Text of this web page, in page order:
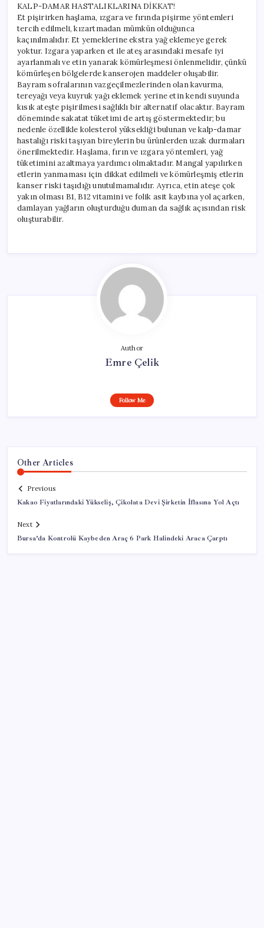
KALP-DAMAR HASTALIKLARINA DİKKAT!
Et pişirirken haşlama, ızgara ve fırında pişirme yöntemleri
tercih edilmeli, kızartmadan mümkün olduğunca
kaçınılmalıdır. Et yemeklerine ekstra yağ eklemeye gerek
yoktur. Izgara yaparken et ile ateş arasındaki mesafe iyi
ayarlanmalı ve etin yanarak kömürleşmesi önlenmelidir, çünkü
kömürleşen bölgelerde kanserojen maddeler oluşabilir.
Bayram sofralarının vazgeçilmezlerinden olan kavurma,
tereyağı veya kuyruk yağı eklemek yerine etin kendi suyunda
kısık ateşte pişirilmesi sağlıklı bir alternatif olacaktır. Bayram
döneminde sakatat tüketimi de artış göstermektedir; bu
nedenle özellikle kolesterol yüksekliği bulunan ve kalp-damar
hastalığı riski taşıyan bireylerin bu ürünlerden uzak durmaları
önerilmektedir. Haşlama, fırın ve ızgara yöntemleri, yağ
tüketimini azaltmaya yardımcı olmaktadır. Mangal yapılırken
etlerin yanmaması için dikkat edilmeli ve kömürleşmiş etlerin
kanser riski taşıdığı unutulmamalıdır. Ayrıca, etin ateşe çok
yakın olması B1, B12 vitamini ve folik asit kaybına yol açarken,
damlayan yağların oluşturduğu duman da sağlık açısından risk
oluşturabilir.
Author
Emre Çelik
Follow Me
Other Articles
Previous
Kakao Fiyatlarındaki Yükseliş, Çikolata Devi Şirketin İflasına Yol Açtı
Next
Bursa’da Kontrolü Kaybeden Araç 6 Park Halindeki Araca Çarptı